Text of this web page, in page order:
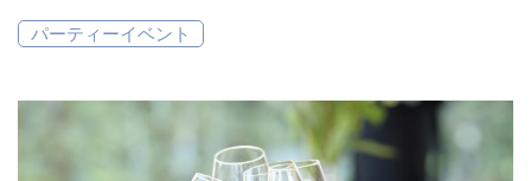
Reservation
Contact
パーティーイベント